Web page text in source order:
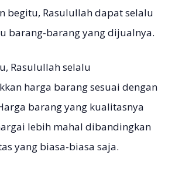
begitu, Rasulullah dapat selalu
barang-barang yang dijualnya.
Rasulullah selalu
harga barang sesuai dengan
barang yang kualitasnya
lebih mahal dibandingkan
yang biasa-biasa saja.